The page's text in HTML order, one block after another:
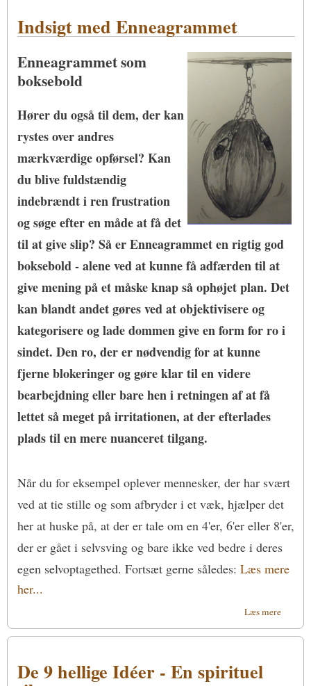
Indsigt med Enneagrammet
Enneagrammet som
boksebold
Hører du også til dem, der kan
rystes over andres
mærkværdige opførsel? Kan
du blive fuldstændig
indebrændt i ren frustration
og søge efter en måde at få det
til at give slip? Så er Enneagrammet en rigtig god
boksebold - alene ved at kunne få adfærden til at
give mening på et måske knap så ophøjet plan. Det
kan blandt andet gøres ved at objektivisere og
kategorisere og lade dommen give en form for ro i
sindet. Den ro, der er nødvendig for at kunne
fjerne blokeringer og gøre klar til en videre
bearbejdning eller bare hen i retningen af at få
lettet så meget på irritationen, at der efterlades
plads til en mere nuanceret tilgang.
Når du for eksempel oplever mennesker, der har svært
ved at tie stille og som afbryder i et væk, hjælper det
her at huske på, at der er tale om en 4'er, 6'er eller 8'er,
der er gået i selvsving og bare ikke ved bedre i deres
egen selvoptagethed. Fortsæt gerne således: Læs mere
her...
Læs mereom
De 9 hellige Idéer - En spirituel